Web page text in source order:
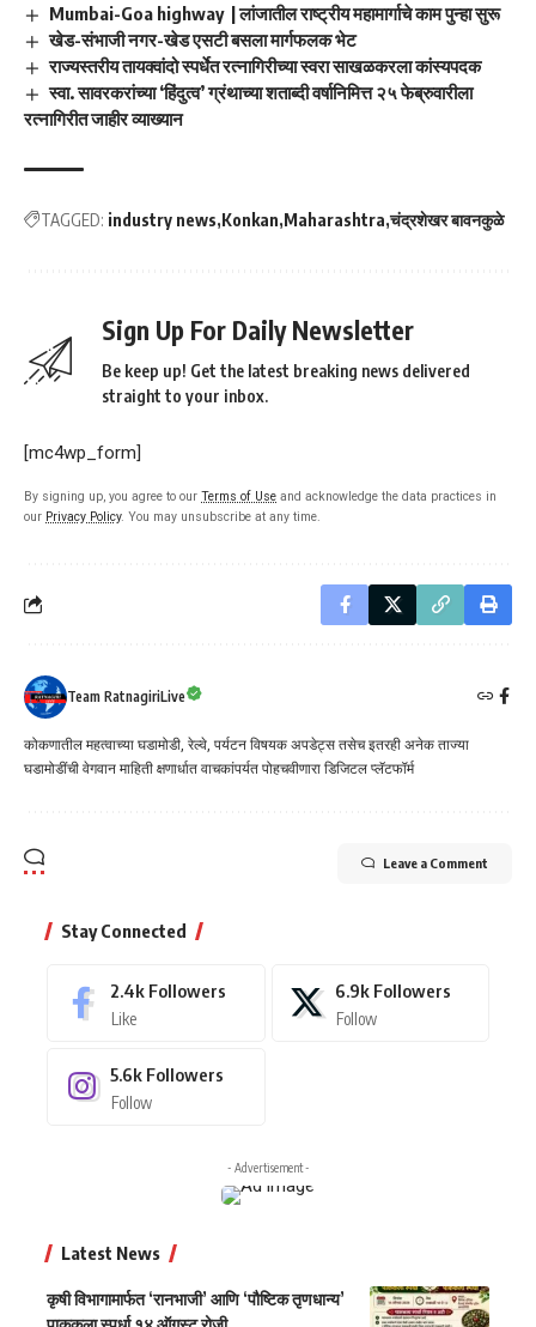
Mumbai-Goa highway | लांजातील राष्ट्रीय महामार्गाचे काम पुन्हा सुरू
खेड-संभाजी नगर-खेड एसटी बसला मार्गफलक भेट
राज्यस्तरीय तायक्वांदो स्पर्धेत रत्नागिरीच्या स्वरा साखळकरला कांस्यपदक
स्वा. सावरकरांच्या ‘हिंदुत्व’ ग्रंथाच्या शताब्दी वर्षानिमित्त २५ फेब्रुवारीला
रत्नागिरीत जाहीर व्याख्यान
TAGGED: industry news Konkan Maharashtra चंद्रशेखर बावनकुळे
Sign Up For Daily Newsletter
Be keep up! Get the latest breaking news delivered
straight to your inbox.
[mc4wp_form]
By signing up, you agree to our Terms of Use and acknowledge the data practices in
our Privacy Policy. You may unsubscribe at any time.
Team RatnagiriLive
कोकणातील महत्वाच्या घडामोडी, रेल्वे, पर्यटन विषयक अपडेट्स तसेच इतरही अनेक ताज्या
घडामोडींची वेगवान माहिती क्षणार्धात वाचकांपर्यत पोहचवीणारा डिजिटल प्लॅटफॉर्म
Leave a Comment
Stay Connected
2.4k Followers
Like
6.9k Followers
Follow
5.6k Followers
Follow
- Advertisement -
Latest News
कृषी विभागामार्फत ‘रानभाजी’ आणि ‘पौष्टिक तृणधान्य’